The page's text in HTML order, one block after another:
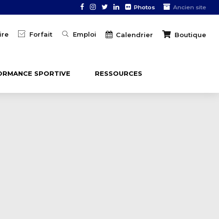
Photos Ancien site
Forfait Emploi Calendrier Boutique
SPORTIVE RESSOURCES